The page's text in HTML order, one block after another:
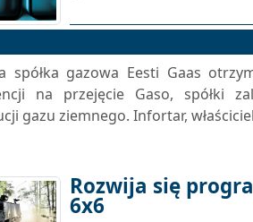
spółka gazowa Eesti Gaas
na przejęcie Gaso, spółki
gazu ziemnego. Infortar,
Rozwija się
6x6